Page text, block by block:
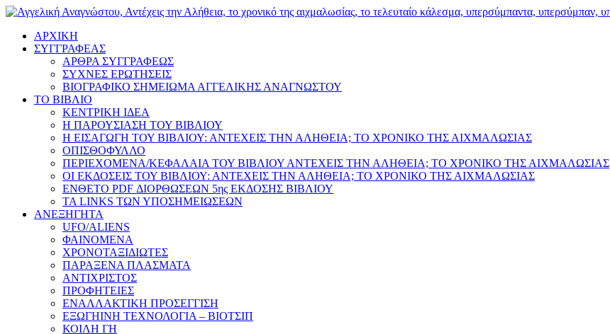
ΑΡΧΙΚΗ
ΣΥΓΓΡΑΦΕΑΣ
ΑΡΘΡΑ ΣΥΓΓΡΑΦΕΩΣ
ΣΥΧΝΕΣ ΕΡΩΤΗΣΕΙΣ
ΒΙΟΓΡΑΦΙΚΟ ΣΗΜΕΙΩΜΑ ΑΓΓΕΛΙΚΗΣ ΑΝΑΓΝΩΣΤΟΥ
ΤΟ ΒΙΒΛΙΟ
ΚΕΝΤΡΙΚΗ ΙΔΕΑ
Η ΠΑΡΟΥΣΙΑΣΗ ΤΟΥ ΒΙΒΛΙΟΥ
Η ΕΙΣΑΓΩΓΗ ΤΟΥ ΒΙΒΛΙΟΥ: ΑΝΤΕΧΕΙΣ ΤΗΝ ΑΛΗΘΕΙΑ; ΤΟ ΧΡΟΝΙΚΟ ΤΗΣ ΑΙΧΜΑΛΩΣΙΑΣ
ΟΠΙΣΘΟΦΥΛΛΟ
ΠΕΡΙΕΧΟΜΕΝΑ/ΚΕΦΑΛΑΙΑ ΤΟΥ ΒΙΒΛΙΟΥ ΑΝΤΕΧΕΙΣ ΤΗΝ ΑΛΗΘΕΙΑ; ΤΟ ΧΡΟΝΙΚΟ ΤΗΣ ΑΙΧΜΑΛΩΣΙΑΣ
ΟΙ ΕΚΔΟΣΕΙΣ ΤΟΥ ΒΙΒΛΙΟΥ: ΑΝΤΕΧΕΙΣ ΤΗΝ ΑΛΗΘΕΙΑ; ΤΟ ΧΡΟΝΙΚΟ ΤΗΣ ΑΙΧΜΑΛΩΣΙΑΣ
ΕΝΘΕΤΟ PDF ΔΙΟΡΘΩΣΕΩΝ 5ης ΕΚΔΟΣΗΣ ΒΙΒΛΙΟΥ
ΤΑ LINKS ΤΩΝ ΥΠΟΣΗΜΕΙΩΣΕΩΝ
ΑΝΕΞΗΓΗΤΑ
UFO/ALIENS
ΦΑΙΝΟΜΕΝΑ
ΧΡΟΝΟΤΑΞΙΔΙΩΤΕΣ
ΠΑΡΑΞΕΝΑ ΠΛΑΣΜΑΤΑ
ΑΝΤΙΧΡΙΣΤΟΣ
ΠΡΟΦΗΤΕΙΕΣ
ΕΝΑΛΛΑΚΤΙΚΗ ΠΡΟΣΕΓΓΙΣΗ
ΕΞΩΓΗΙΝΗ ΤΕΧΝΟΛΟΓΙΑ – ΒΙΟΤΣΙΠ
ΚΟΙΛΗ ΓΗ